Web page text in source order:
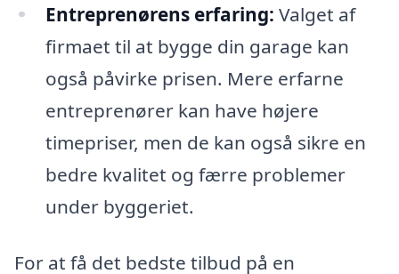
Entreprenørens erfaring: Valget af
firmaet til at bygge din garage kan
også påvirke prisen. Mere erfarne
entreprenører kan have højere
timepriser, men de kan også sikre en
bedre kvalitet og færre problemer
under byggeriet.
For at få det bedste tilbud på en